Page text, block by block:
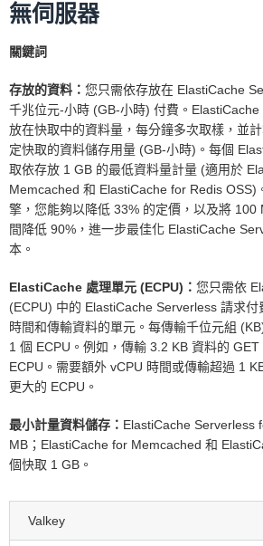
無伺服器
關鍵詞
存放的資料： 您只需依存放在 ElastiCache
千兆位元-小時 (GB-小時) 付費。
放在快取中的資料量，每分鐘多次取樣，並
定快取的資料儲存用量 (GB-小時)。每個
取依存放 1 GB 的最低資料量計量 (適用於
Memcached 和 ElastiCache for Redis OSS)
擎，您能夠以降低 33% 的定價，以及將 100
間降低 90%，進一步最佳化 ElastiCache
本。
ElastiCache 處理單元 (ECPU)： 您只需依
(ECPU) 中的 ElastiCache Serverless 請求付
時間和傳輸資料的單元。每傳輸千位元組
1 個 ECPU。例如，傳輸 3.2 KB 資料的
ECPU。需要額外 vCPU 時間或傳輸超過 1
更大的 ECPU。
最小計量資料儲存： ElastiCache Serverless
MB；ElastiCache for Memcached 和
個快取 1 GB。
Valkey